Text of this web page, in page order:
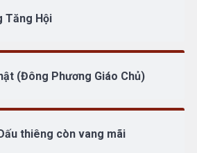
Tăng Hội
(Đông Phương Giáo Chủ)
thiêng còn vang mãi